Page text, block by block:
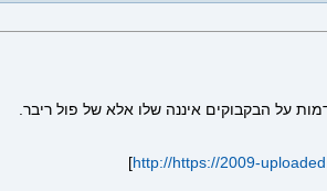
http://https://2009-
]